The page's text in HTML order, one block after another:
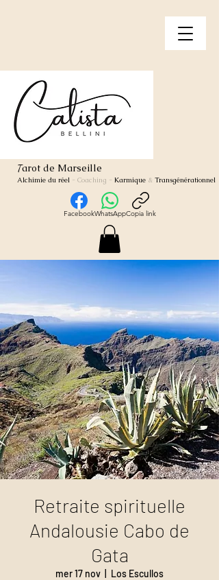
Tarot de Marseille
Alchimie du réel - Coaching - Karmique & Transgénérationnel
FacebookWhatsAppCopia link
Retraite spirituelle
Andalousie Cabo de
Gata
mer 17 nov Los Escullos